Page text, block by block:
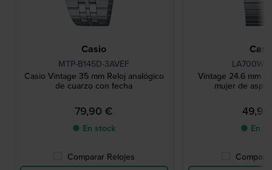
Casio
MTP-B145D-3AVEF
Casio Vintage 35 mm Reloj analógico
de cuarzo con fecha
79,90 €
● En stock
Comparar Relojes
Vintage 24.6 mm
mujer de
● En